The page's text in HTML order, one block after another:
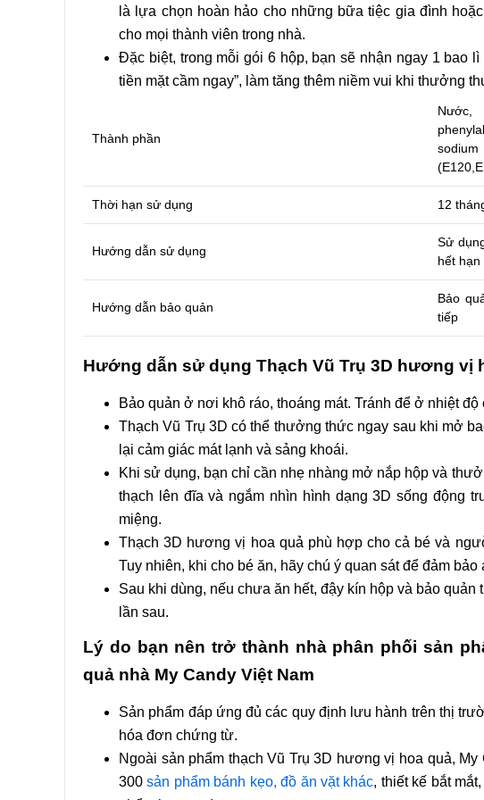
là lựa chọn hoàn hảo cho những bữa tiệc gia đình
cho mọi thành viên trong nhà.
Đặc biệt, trong mỗi gói 6 hộp, bạn sẽ nhận ngay 1 bao
tiền mặt cầm ngay”, làm tăng thêm niềm vui khi thưởng
Thành phần
Nước,
Thời hạn sử dụng 12
Hướng dẫn sử dụng
Sử
hết hạn
Hướng dẫn bảo quản
Bảo
tiếp
Hướng dẫn sử dụng Thạch Vũ Trụ 3D hương vị
Bảo quản ở nơi khô ráo, thoáng mát. Tránh để ở nhiệt
Thạch Vũ Trụ 3D có thể thưởng thức ngay sau khi mở
lại cảm giác mát lạnh và sảng khoái.
Khi sử dụng, bạn chỉ cần nhẹ nhàng mở nắp hộp và
thạch lên đĩa và ngắm nhìn hình dạng 3D sống động
miệng.
Thạch 3D hương vị hoa quả phù hợp cho cả bé và
Tuy nhiên, khi cho bé ăn, hãy chú ý quan sát để đảm bảo
Sau khi dùng, nếu chưa ăn hết, đậy kín hộp và bảo
lần sau.
Lý do bạn nên trở thành nhà phân phối sản
quả nhà My Candy Việt Nam
Sản phẩm đáp ứng đủ các quy định lưu hành trên thị
hóa đơn chứng từ.
Ngoài sản phẩm thạch Vũ Trụ 3D hương vị hoa quả,
300sản phẩm bánh kẹo, đồ ăn vặt khác, thiết kế bắt